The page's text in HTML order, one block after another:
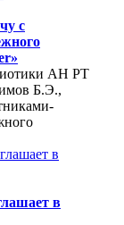
с
АН РТ
Б.Э.,
в